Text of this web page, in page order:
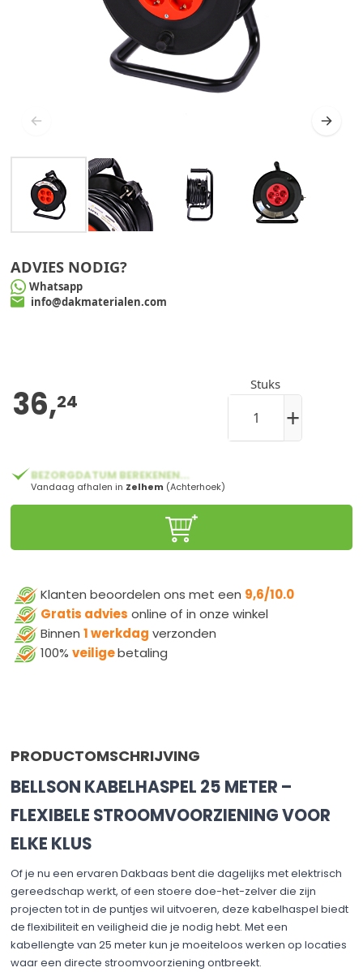
ADVIES NODIG?
Whatsapp
info@dakmaterialen.com
36,24
Stuks
+
BEZORGDATUM BEREKENEN...
Vandaag afhalen in Zelhem (Achterhoek)
Klanten beoordelen ons met een 9,6/10.0
Gratis advies online of in onze winkel
Binnen 1 werkdag verzonden
100% veiligebetaling
PRODUCTOMSCHRIJVING
BELLSON KABELHASPEL 25 METER –
FLEXIBELE STROOMVOORZIENING VOOR
ELKE KLUS
Of je nu een ervaren Dakbaas bent die dagelijks met elektrisch
gereedschap werkt, of een stoere doe-het-zelver die zijn
projecten tot in de puntjes wil uitvoeren, deze kabelhaspel biedt
de flexibiliteit en veiligheid die je nodig hebt. Met een
kabellengte van 25 meter kun je moeiteloos werken op locaties
waar een directe stroomvoorziening ontbreekt.​